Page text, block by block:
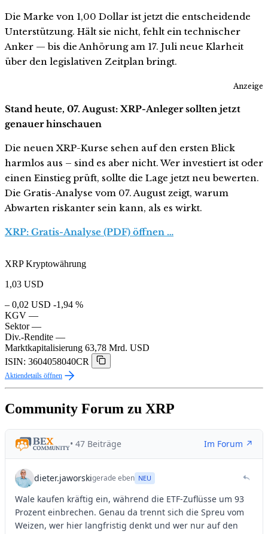
Die Marke von 1,00 Dollar ist jetzt die entscheidende
Unterstützung. Hält sie nicht, fehlt ein technischer
Anker — bis die Anhörung am 17. Juli neue Klarheit
über den legislativen Zeitplan bringt.
Anzeige
Stand heute, 07. August: XRP-Anleger sollten jetzt
genauer hinschauen
Die neuen XRP-Kurse sehen auf den ersten Blick
harmlos aus – sind es aber nicht. Wer investiert ist oder
einen Einstieg prüft, sollte die Lage jetzt neu bewerten.
Die Gratis-Analyse vom 07. August zeigt, warum
Abwarten riskanter sein kann, als es wirkt.
XRP: Gratis-Analyse (PDF) öffnen …
XRP Kryptowährung
1,03 USD
– 0,02 USD -1,94 %
KGV —
Sektor —
Div.-Rendite —
Marktkapitalisierung 63,78 Mrd. USD
ISIN: 3604058040CR
Aktiendetails öffnen
Community Forum zu XRP